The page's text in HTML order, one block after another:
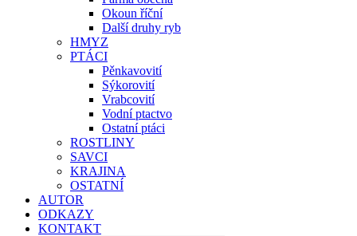
Okoun říční
Další druhy ryb
HMYZ
PTÁCI
Pěnkavovití
Sýkorovití
Vrabcovití
Vodní ptactvo
Ostatní ptáci
ROSTLINY
SAVCI
KRAJINA
OSTATNÍ
AUTOR
ODKAZY
KONTAKT